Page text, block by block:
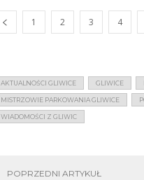
1 2 3 4
AKTUALNOŚCI GLIWICE GLIWICE
MISTRZOWIE PARKOWANIA GLIWICE
WIADOMOŚCI Z GLIWIC
POPRZEDNI ARTYKUŁ